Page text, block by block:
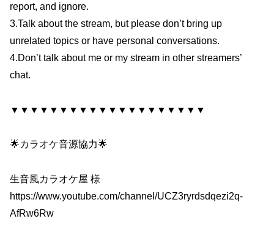
report, and ignore.
3.Talk about the stream, but please don’t bring up
unrelated topics or have personal conversations.
4.Don’t talk about me or my stream in other streamers’
chat.
▼▼▼▼▼▼▼▼▼▼▼▼▼▼▼▼▼▼▼▼
🌟カラオケ音源協力🌟
生音風カラオケ屋 様
https://www.youtube.com/channel/UCZ3ryrdsdqezi2q-
AfRw6Rw